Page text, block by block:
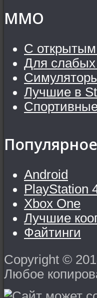
MMO
С
Для
Лучшие в
Популярное
Android
PlayStation
Xbox One
Лучшие
Файтинги
Copyright ©
Любое